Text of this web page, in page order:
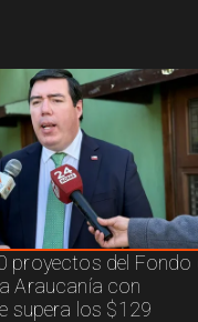
proyectos del Fondo
Araucanía con
supera los $129